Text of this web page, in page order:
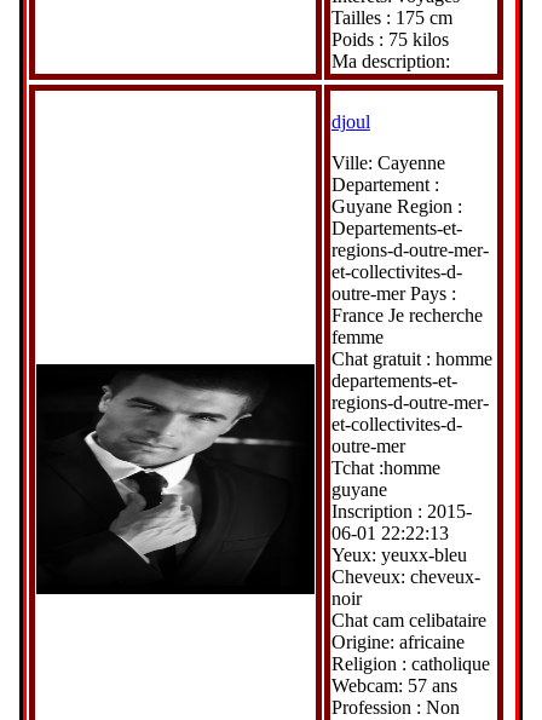
Tailles : 175 cm
Poids : 75 kilos
Ma description:
djoul
Ville: Cayenne
Departement :
Guyane Region :
Departements-et-
regions-d-outre-mer-
et-collectivites-d-
outre-mer Pays :
France Je recherche
femme
Chat gratuit : homme
departements-et-
regions-d-outre-mer-
et-collectivites-d-
outre-mer
Tchat :homme
guyane
Inscription : 2015-
06-01 22:22:13
Yeux: yeuxx-bleu
Cheveux: cheveux-
noir
Chat cam celibataire
Origine: africaine
Religion : catholique
Webcam: 57 ans
Profession : Non